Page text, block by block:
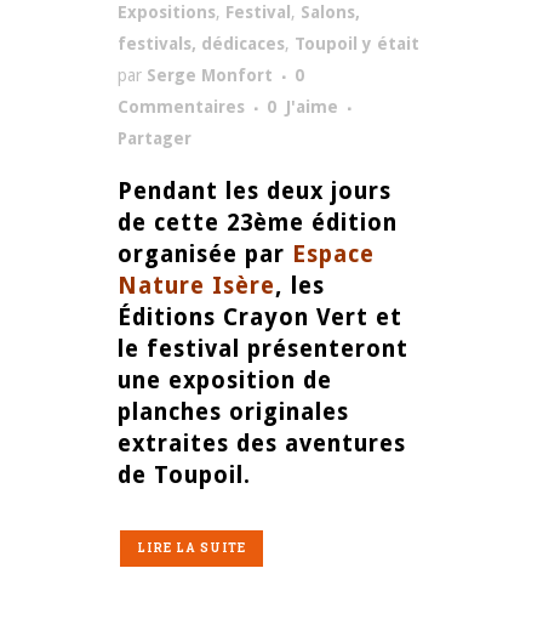
Expositions, Festival , Salons,
festivals, dédicaces, Toupoil y était
par Serge Monfort
0
Commentaires
0 J'aime
Partager
Pendant les deux jours
de cette 23ème édition
organisée par Espace
Nature Isère, les
Éditions Crayon Vert et
le festival présenteront
une exposition de
planches originales
extraites des aventures
de Toupoil.
LIRE LA SUITE